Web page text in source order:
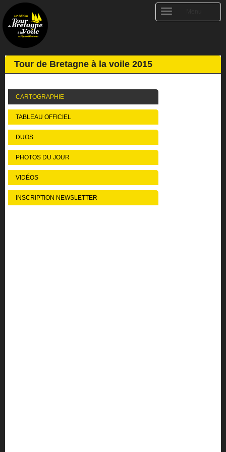
Toggle
navigation
Tour de Bretagne à la voile 2015
CARTOGRAPHIE
TABLEAU OFFICIEL
DUOS
PHOTOS DU JOUR
VIDÉOS
INSCRIPTION NEWSLETTER